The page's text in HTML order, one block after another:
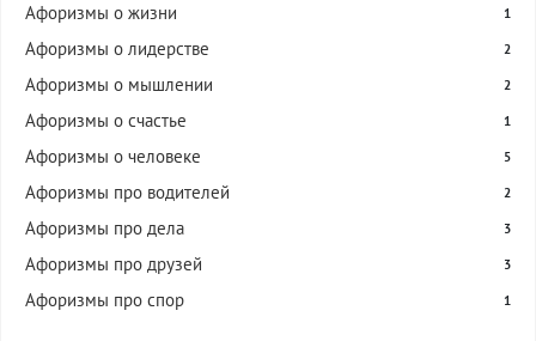
Афоризмы о жизни 1
Афоризмы о лидерстве 2
Афоризмы о мышлении 2
Афоризмы о счастье 1
Афоризмы о человеке 5
Афоризмы про водителей 2
Афоризмы про дела 3
Афоризмы про друзей 3
Афоризмы про спор 1